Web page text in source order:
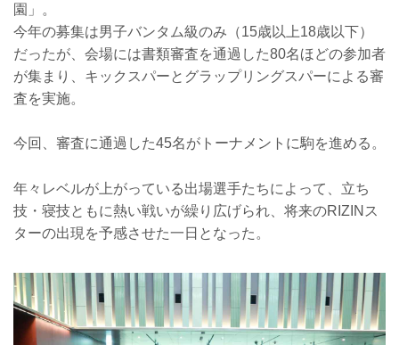
園」。
今年の募集は男子バンタム級のみ（15歳以上18歳以下）
だったが、会場には書類審査を通過した80名ほどの参加者
が集まり、キックスパーとグラップリングスパーによる審
査を実施。
今回、審査に通過した45名がトーナメントに駒を進める。
年々レベルが上がっている出場選手たちによって、立ち
技・寝技ともに熱い戦いが繰り広げられ、将来のRIZINス
ターの出現を予感させた一日となった。